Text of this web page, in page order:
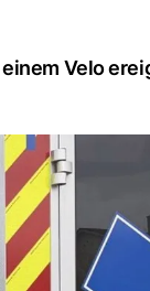
Velo